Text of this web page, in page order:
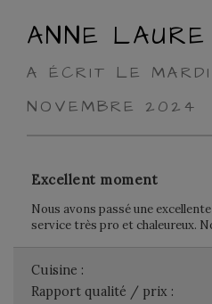
ANNE
A ÉCRIT LE
NOVEMBRE 2024
Excellent moment
Nous avons passé une
service très pro et chaleureux.
Cuisine :
Rapport qualité / prix :